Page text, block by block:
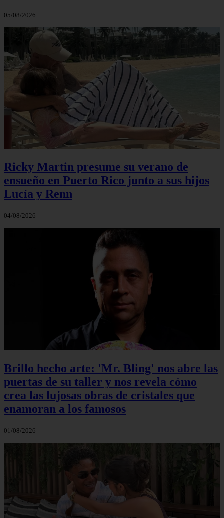
05/08/2026
Ricky Martin presume su verano de
ensueño en Puerto Rico junto a sus hijos
Lucía y Renn
04/08/2026
Brillo hecho arte: 'Mr. Bling' nos abre las
puertas de su taller y nos revela cómo
crea las lujosas obras de cristales que
enamoran a los famosos
01/08/2026